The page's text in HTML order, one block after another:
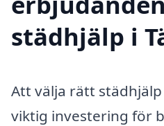
städhjälp i
Att välja rätt städhjälp
viktig investering för